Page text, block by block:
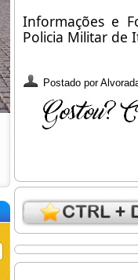
Informações e
Policia Militar de
Postado por